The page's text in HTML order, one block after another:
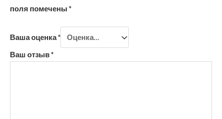
поля помечены *
Ваша оценка*
Ваш отзыв*